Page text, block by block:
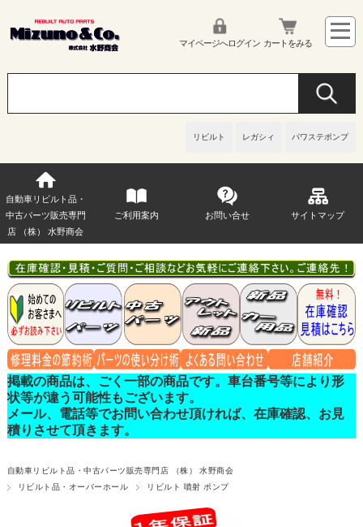
リビルト レガシィ パワステポンプ
マイページへログイン カートをみる
自動車リビルト品・
中古パーツ販売専門
店 （株） 水野商会
ご利用案内 お問い合せ サイトマップ
掲載の商品は、ごく一部の商品です。車台番号等により形
状等が違う可能性もございます。
メール、電話等でお問い合わせ頂ければ、在庫確認、お見
積りさせて頂きます。
自動車リビルト品・中古パーツ販売専門店 （株） 水野商会
リビルト品・オーバーホール
リビルト 噴射 ポンプ